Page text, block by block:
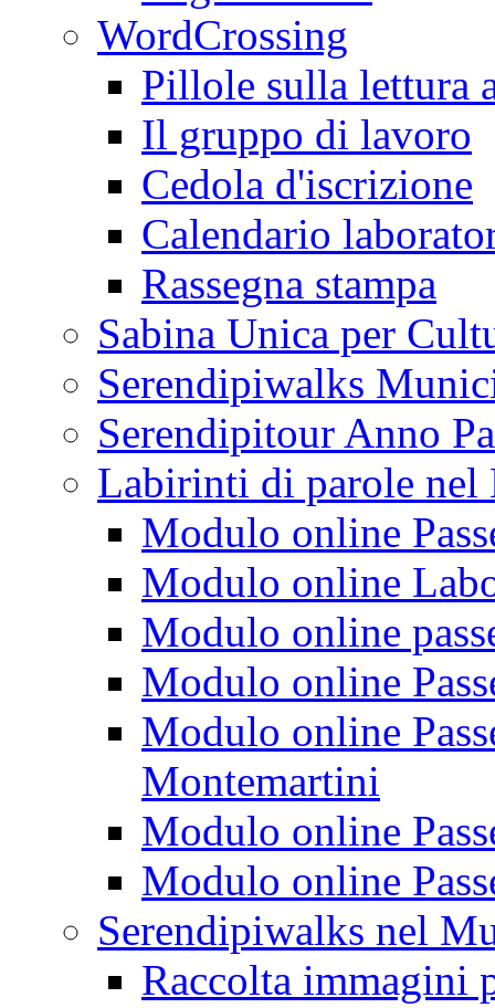
WordCrossing
Pillole sulla lettura
Il gruppo di lavoro
Cedola d'iscrizione
Calendario
Rassegna stampa
Sabina Unica per
Serendipiwalks
Serendipitour Anno
Labirinti di parole
Modulo online
Modulo online
Modulo online
Modulo online
Modulo online
Montemartini
Modulo online
Modulo online
Serendipiwalks nel
Raccolta immagini